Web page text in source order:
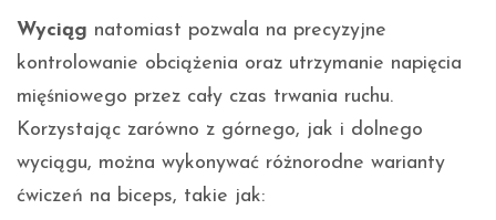
Wyciąg natomiast pozwala na precyzyjne
kontrolowanie obciążenia oraz utrzymanie napięcia
mięśniowego przez cały czas trwania ruchu.
Korzystając zarówno z górnego, jak i dolnego
wyciągu, można wykonywać różnorodne warianty
ćwiczeń na biceps, takie jak: